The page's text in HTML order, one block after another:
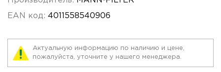
EAN код: 4011558540906
Актуальную информацию по наличию и цене,
пожалуйста, уточните у нашего менеджера.